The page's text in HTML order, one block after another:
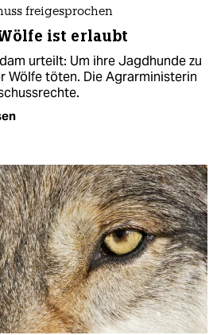
freigesprochen
ist erlaubt
urteilt: Um ihre Jagdhunde zu
Wölfe töten. Die Agrarministerin